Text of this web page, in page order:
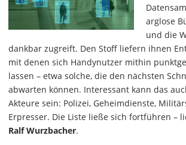
arglose
und die
dankbar zugreift. Den Stoff liefern ihnen
mit denen sich Handynutzer mithin
lassen – etwa solche, die den nächsten
abwarten können. Interessant kann das
Akteure sein: Polizei, Geheimdienste,
Erpresser. Die Liste ließe sich fortführen –
Ralf Wurzbacher.